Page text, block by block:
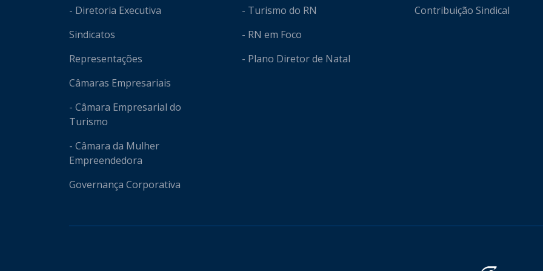
- Diretoria Executiva
Sindicatos
Representações
Câmaras Empresariais
- Câmara Empresarial do
Turismo
- Câmara da Mulher
Empreendedora
Governança Corporativa
- Turismo do RN
- RN em Foco
- Plano Diretor de Natal
Contribuição Sindical